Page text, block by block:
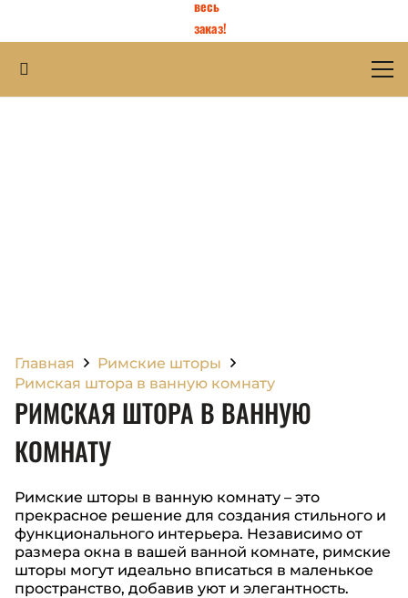
весь
заказ!
Главная
Римские шторы
Римская штора в ванную комнату
РИМСКАЯ ШТОРА В ВАННУЮ
КОМНАТУ
Римские шторы в ванную комнату – это
прекрасное решение для создания стильного и
функционального интерьера. Независимо от
размера окна в вашей ванной комнате, римские
шторы могут идеально вписаться в маленькое
пространство, добавив уют и элегантность.